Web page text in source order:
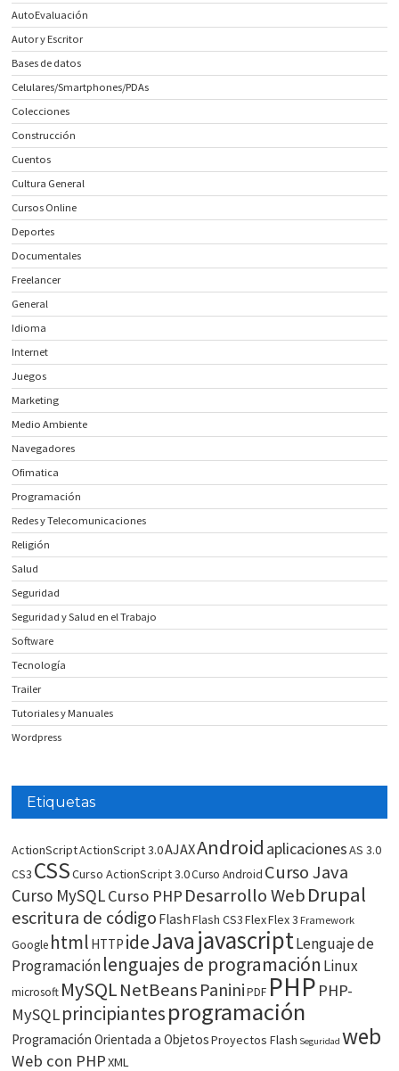
AutoEvaluación
Autor y Escritor
Bases de datos
Celulares/Smartphones/PDAs
Colecciones
Construcción
Cuentos
Cultura General
Cursos Online
Deportes
Documentales
Freelancer
General
Idioma
Internet
Juegos
Marketing
Medio Ambiente
Navegadores
Ofimatica
Programación
Redes y Telecomunicaciones
Religión
Salud
Seguridad
Seguridad y Salud en el Trabajo
Software
Tecnología
Trailer
Tutoriales y Manuales
Wordpress
Etiquetas
ActionScriptActionScript 3.0AJAXAndroid aplicacionesAS 3.0
CS3 CSSCurso ActionScript 3.0Curso Android Curso Java
Curso MySQLCurso PHP Desarrollo WebDrupal
escritura de código FlashFlash CS3FlexFlex 3 Framework
Google html HTTP ideJavajavascriptLenguaje de
Programaciónlenguajes de programación Linux
microsoft MySQLNetBeans Panini PDF PHP PHP-
MySQLprincipiantesprogramación
Programación Orientada a ObjetosProyectos Flash Seguridad web
Web con PHPXML